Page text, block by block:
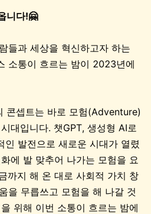
니다!🤗
들과 세상을 혁신하고자 하는
소통이 흐르는 밤이 2023년에
콘셉트는 바로 모험(Adventure)
대입니다. 챗GPT, 생성형 AI로
인 발전으로 새로운 시대가 열렸
에 발 맞추어 나가는 모험을 요
까지 해 온 대로 사회적 가치 창
을 무릅쓰고 모험을 해 나갈 것
위해 이번 소통이 흐르는 밤에